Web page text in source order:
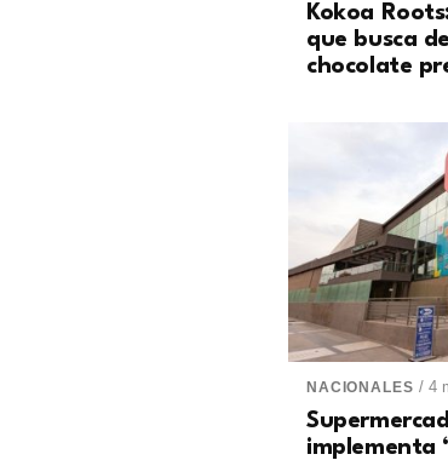
Kokoa
que busca
chocolate
NACIONALES / 4
implementa